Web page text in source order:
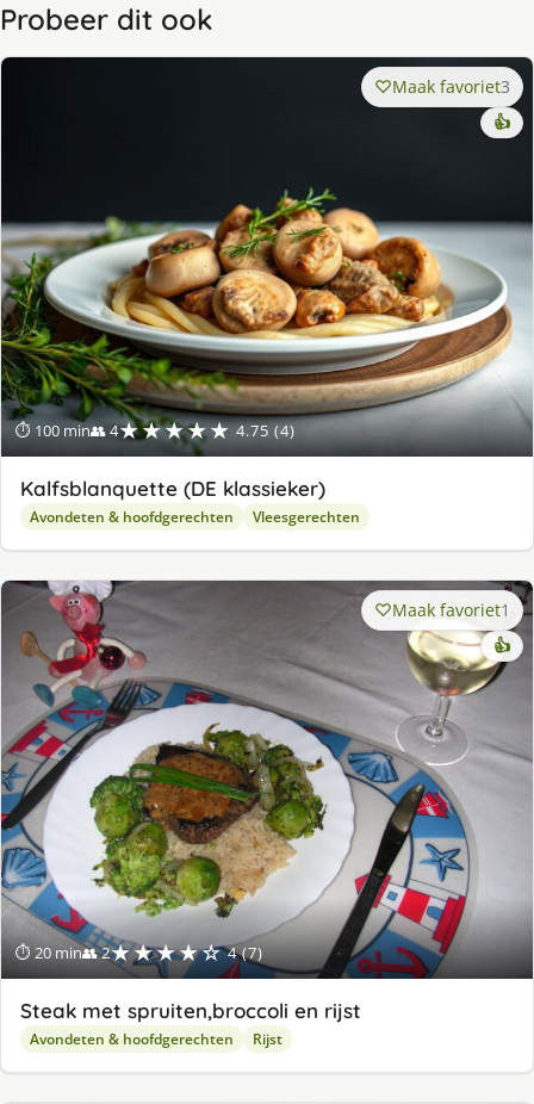
Probeer dit ook
⏱ 100 min👥 4★★★★★ 4.75 (4)
Maak favoriet3
👍
Kalfsblanquette (DE klassieker)
Avondeten & hoofdgerechten Vleesgerechten
⏱ 20 min👥 2★★★★☆ 4 (7)
Maak favoriet1
👍
Steak met spruiten,broccoli en rijst
Avondeten & hoofdgerechten Rijst